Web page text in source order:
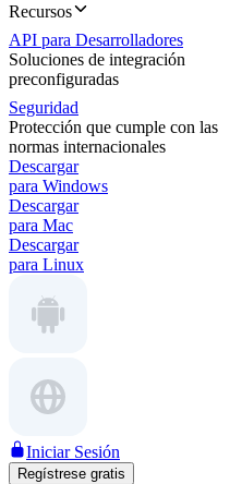
Recursos
API para Desarrolladores
Soluciones de integración
preconfiguradas
Seguridad
Protección que cumple con las
normas internacionales
Descargar
para Windows
Descargar
para Mac
Descargar
para Linux
Iniciar Sesión
Regístrese gratis